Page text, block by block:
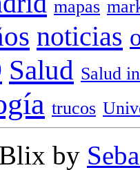
mapas
noticias
Salud Salud
trucos
by